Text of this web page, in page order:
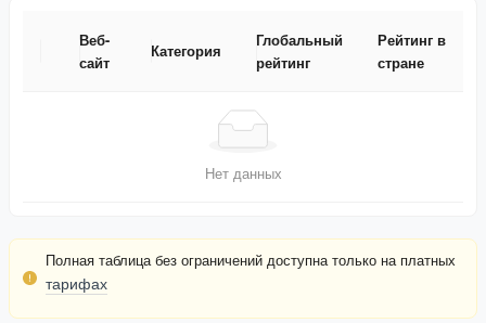
Веб-
сайт
Категория
Глобальный
рейтинг
Рейтинг в
стране
рейтинг
Нет данных
Полная таблица без ограничений доступна только на платных
тарифах